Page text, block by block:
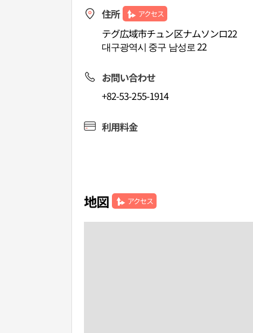
住所 アクセス
テグ広域市チュン区ナムソンロ22
대구광역시 중구 남성로 22
お問い合わせ
+82-53-255-1914
利用料金
地図 アクセス